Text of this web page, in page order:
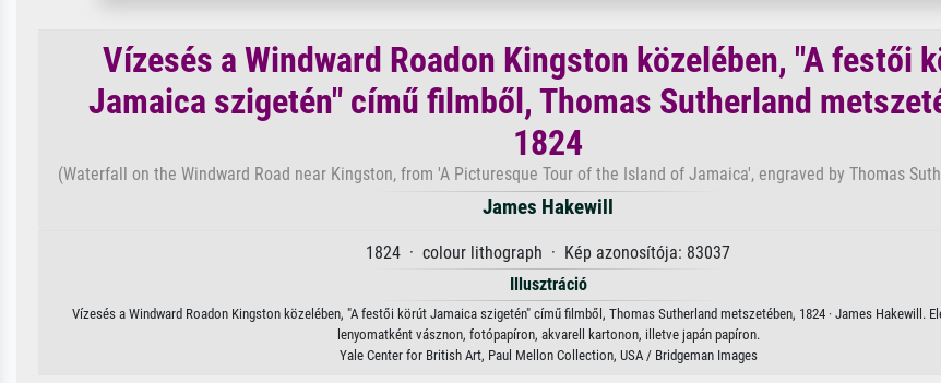
Vízesés a Windward Roadon Kingston közelében, "A festői
Jamaica szigetén" című filmből, Thomas Sutherland
1824
(Waterfall on the Windward Road near Kingston, from 'A Picturesque Tour of the Island of Jamaica', engraved by Thomas
James Hakewill
1824 · colour lithograph · Kép azonosítója: 83037
Illusztráció
Vízesés a Windward Roadon Kingston közelében, "A festői körút Jamaica szigetén" című filmből, Thomas Sutherland metszetében, 1824 · James Hakewill.
lenyomatként vásznon, fotópapíron, akvarell kartonon, illetve japán papíron.
Yale Center for British Art, Paul Mellon Collection, USA / Bridgeman Images